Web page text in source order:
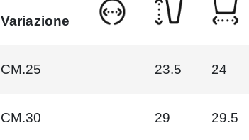
Variazione
CM.25 23.5 24
CM.30 29 29.5